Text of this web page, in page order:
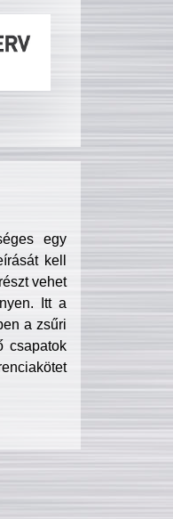
egy
kell
vehet
Itt a
a zsűri
csapatok